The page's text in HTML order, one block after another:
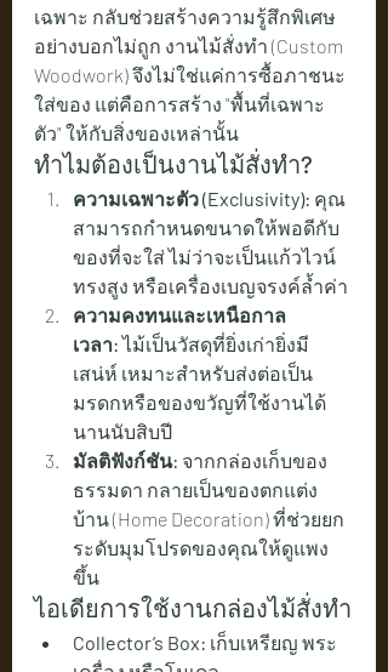
เฉพาะ กลับช่วยสร้างความรู้สึกพิเศษ
อย่างบอกไม่ถูก งานไม้สั่งทำ (Custom
Woodwork) จึงไม่ใช่แค่การซื้อภาชนะ
ใส่ของ แต่คือการสร้าง "พื้นที่เฉพาะ
ตัว" ให้กับสิ่งของเหล่านั้น
ทำไมต้องเป็นงานไม้สั่งทำ?
ความเฉพาะตัว (Exclusivity): คุณ
สามารถกำหนดขนาดให้พอดีกับ
ของที่จะใส่ ไม่ว่าจะเป็นแก้วไวน์
ทรงสูง หรือเครื่องเบญจรงค์ล้ำค่า
ความคงทนและเหนือกาล
เวลา: ไม้เป็นวัสดุที่ยิ่งเก่ายิ่งมี
เสน่ห์ เหมาะสำหรับส่งต่อเป็น
มรดกหรือของขวัญที่ใช้งานได้
นานนับสิบปี
มัลติฟังก์ชัน: จากกล่องเก็บของ
ธรรมดา กลายเป็นของตกแต่ง
บ้าน (Home Decoration) ที่ช่วยยก
ระดับมุมโปรดของคุณให้ดูแพง
ขึ้น
ไอเดียการใช้งานกล่องไม้สั่งทำ
Collector’s Box: เก็บเหรียญ พระ